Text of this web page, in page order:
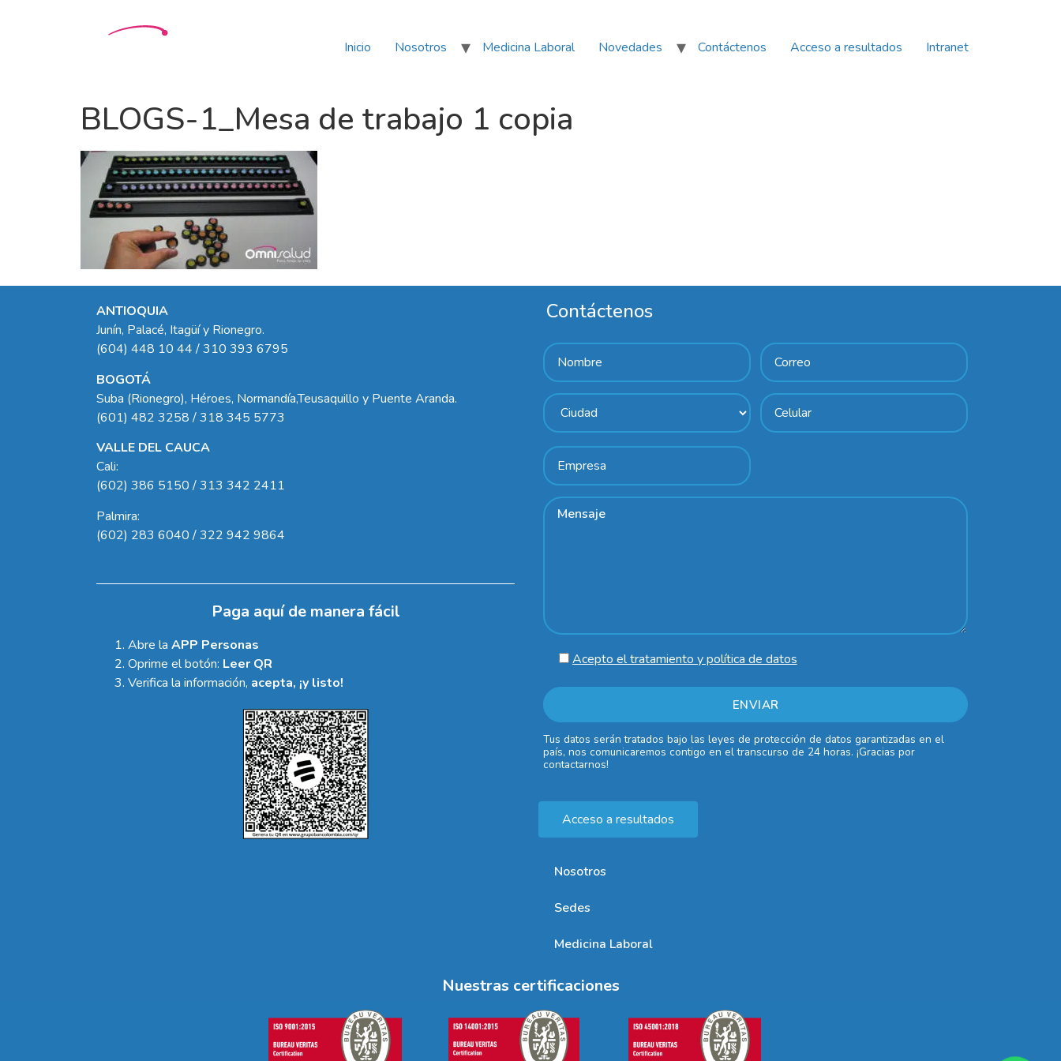
Inicio Nosotros Medicina Laboral Novedades Contáctenos Acceso a resultados Intranet
BLOGS-1_Mesa de trabajo 1 copia
ANTIOQUIA
Junín, Palacé, Itagüí y Rionegro.
(604) 448 10 44 / 310 393 6795
BOGOTÁ
Suba (Rionegro), Héroes, Normandía,Teusaquillo y Puente Aranda.
(601) 482 3258 / 318 345 5773
VALLE DEL CAUCA
Cali:
(602) 386 5150 / 313 342 2411
Palmira:
(602) 283 6040 / 322 942 9864
Paga aquí de manera fácil
Abre la APP Personas
Oprime el botón: Leer QR
Verifica la información, acepta, ¡y listo!
Contáctenos
Acepto el tratamiento y política de datos
Tus datos serán tratados bajo las leyes de protección de datos garantizadas en el
país, nos comunicaremos contigo en el transcurso de 24 horas. ¡Gracias por
contactarnos!
Acceso a resultados
Nosotros
Sedes
Medicina Laboral
Nuestras certificaciones